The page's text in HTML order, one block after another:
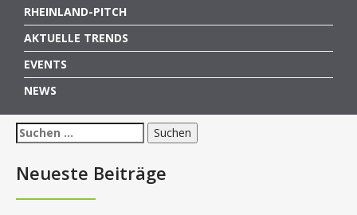
RHEINLAND-PITCH
AKTUELLE TRENDS
EVENTS
NEWS
Suchen
nach:
Neueste Beiträge